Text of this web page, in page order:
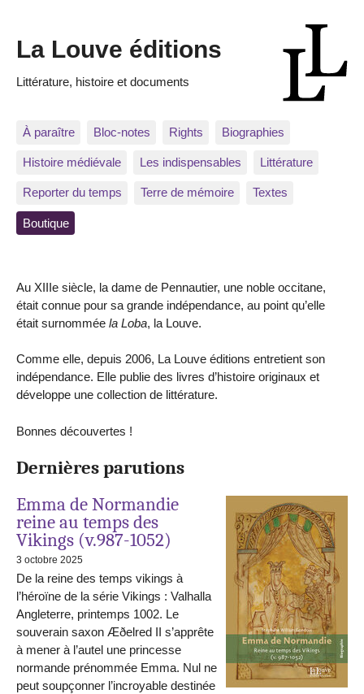
La Louve éditions
Littérature, histoire et documents
À paraître Bloc-notes Rights Biographies
Histoire médiévale Les indispensables Littérature
Reporter du temps Terre de mémoire Textes
Boutique
Au XIIIe siècle, la dame de Pennautier, une noble occitane,
était connue pour sa grande indépendance, au point qu’elle
était surnommée la Loba, la Louve.
Comme elle, depuis 2006, La Louve éditions entretient son
indépendance. Elle publie des livres d’histoire originaux et
développe une collection de littérature.
Bonnes découvertes !
Dernières parutions
Emma de Normandie
reine au temps des
Vikings (v.987-1052)
3 octobre 2025
De la reine des temps vikings à
l’héroïne de la série Vikings : Valhalla
Angleterre, printemps 1002. Le
souverain saxon Æðelred II s’apprête
à mener à l’autel une princesse
normande prénommée Emma. Nul ne
peut soupçonner l’incroyable destinée